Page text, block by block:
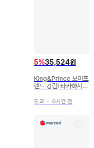
5%35,524원
King&Prince 보이프
렌드 강림! 타카하시
도쿄 ・ 6시간 전